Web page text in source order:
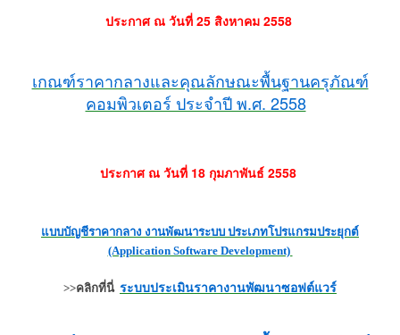
ประกาศ ณ วันที่ 25 สิงหาคม 2558
เกณฑ์ราคากลางและคุณลักษณะพื้นฐานครุภัณฑ์
คอมพิวเตอร์ ประจำปี พ.ศ. 2558
ประกาศ ณ วันที่ 18 กุมภาพันธ์ 2558
แบบบัญชีราคากลาง งานพัฒนาระบบ ประเภทโปรแกรมประยุกต์
(Application Software Development)
>>คลิกที่นี่ ระบบประเมินราคางานพัฒนาซอฟต์แวร์